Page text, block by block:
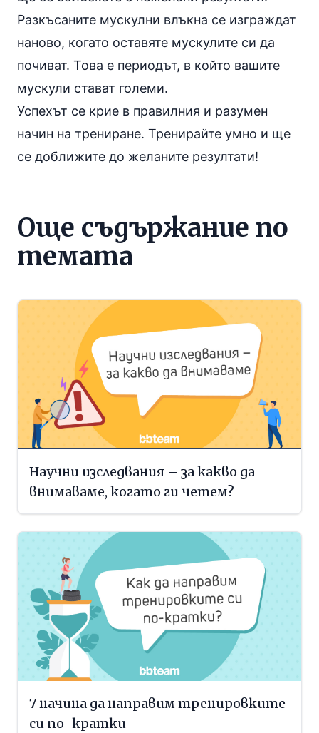
Разкъсаните мускулни влъкна се изграждат
наново, когато оставяте мускулите си да
почиват. Това е периодът, в който вашите
мускули стават големи.
Успехът се крие в правилния и разумен
начин на трениране. Тренирайте умно и ще
се доближите до желаните резултати!
Още съдържание по
темата
Научни изследвания – за какво да
внимаваме, когато ги четем?
7 начина да направим тренировките
си по-кратки